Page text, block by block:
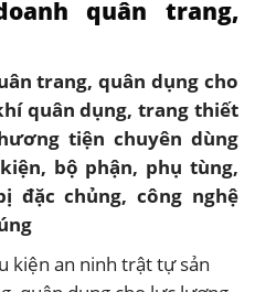
quân trang,
trang, quân dụng cho
quân dụng, trang thiết
tiện chuyên dùng
bộ phận, phụ tùng,
chủng, công nghệ
kiện an ninh trật tự sản